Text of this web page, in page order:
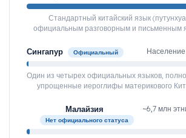
Стандартный китайский язык
официальным разговорным и письменным
Сингапур Официальный Население
Один из четырех официальных языков,
упрощенные иероглифы материкового
Малайзия
Нет официального статуса
~6,7 млн